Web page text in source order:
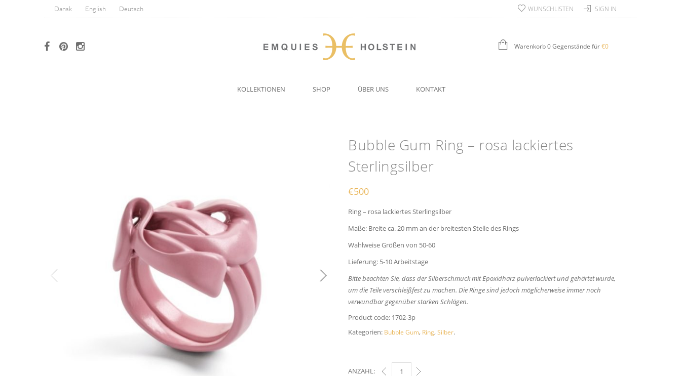
Dansk English Deutsch SIGN IN
WUNSCHLISTEN
Warenkorb 0 Gegenstände für€0
KOLLEKTIONEN SHOP ÜBER UNS KONTAKT
Bubble Gum Ring – rosa lackiertes
Sterlingsilber
€500
Ring – rosa lackiertes Sterlingsilber
Maße: Breite ca. 20 mm an der breitesten Stelle des Rings
Wahlweise Größen von 50-60
Lieferung: 5-10 Arbeitstage
Bitte beachten Sie, dass der Silberschmuck mit Epoxidharz pulverlackiert und gehärtet wurde,
um die Teile verschleißfest zu machen. Die Ringe sind jedoch möglicherweise immer noch
verwundbar gegenüber starken Schlägen.
Product code: 1702-3p
Kategorien: Bubble Gum, Ring,Silber.
ANZAHL: BUBBLE GUM RING - ROSA LACKIERTES STERLINGSILBER QUANTITY